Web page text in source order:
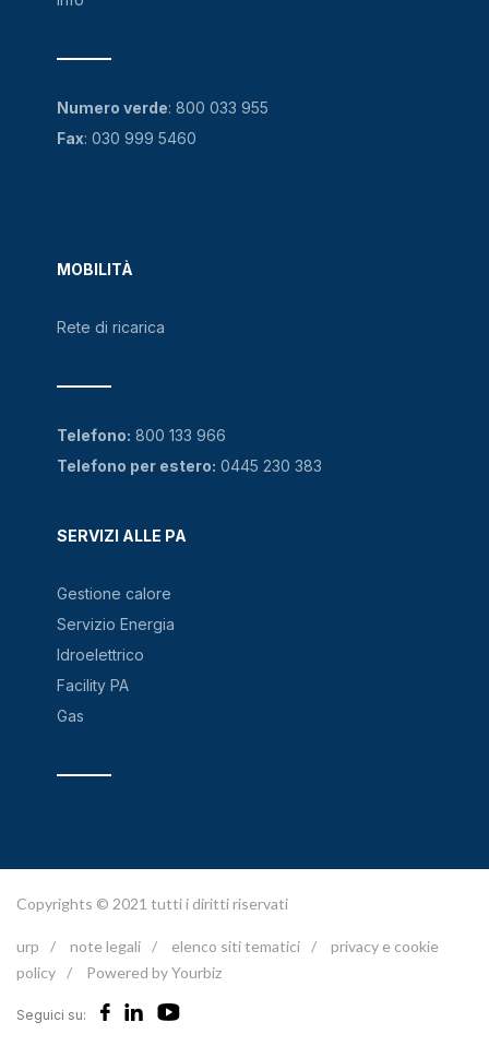
MOBILITÀ
Rete di ricarica
SERVIZI ALLE PA
Gestione calore
Servizio Energia
Idroelettrico
Facility PA
Gas
Numero verde: 800 033 955
Fax: 030 999 5460
Telefono: 800 133 966
Telefono per estero: 0445 230 383
Copyrights © 2021 tutti i diritti riservati
urp / note legali / elenco siti tematici /
privacy e cookie
policy / Powered by Yourbiz
Seguici su: